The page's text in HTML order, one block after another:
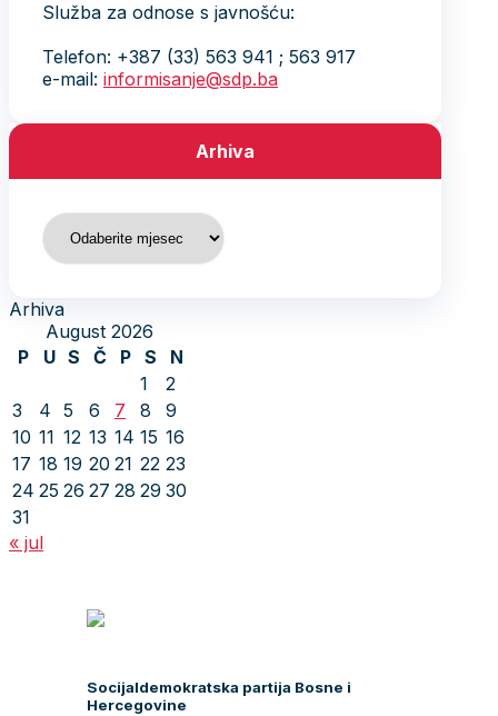
Služba za odnose s javnošću:
Telefon: +387 (33) 563 941 ; 563 917
e-mail: informisanje@sdp.ba
Arhiva
Arhiva
Arhiva
August 2026
P
U S Č P S
N
1
2
3
4 5 6 7 8
9
10 11 12 13 14 15 16
17 18 19 20 21 22 23
24 25 26 27 28 29 30
31
« jul
Socijaldemokratska partija Bosne i
Hercegovine